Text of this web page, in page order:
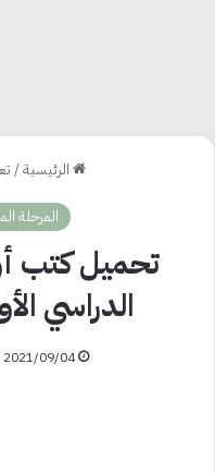
الرئيسية/
المرحلة
تحميل كتب
الدراسي الأول
2021/09/04